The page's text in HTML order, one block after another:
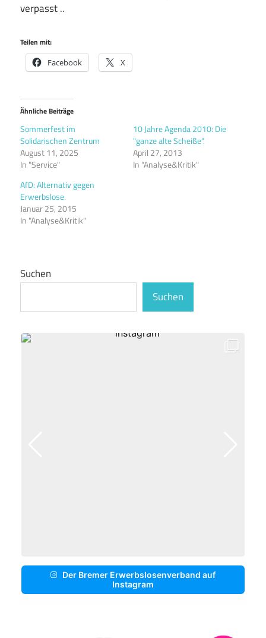
verpasst ..
Teilen mit:
Facebook X
Ähnliche Beiträge
Sommerfest im
Solidarischen Zentrum
August 11, 2025
In "Service"
10 Jahre Agenda 2010: Die
"ganze alte Scheiße".
April 27, 2013
In "Analyse&Kritik"
AfD: Alternativ gegen
Erwerbslose.
Januar 25, 2015
In "Analyse&Kritik"
Suchen
Suchen
Der Bremer Erwerbslosenverband auf
Instagram